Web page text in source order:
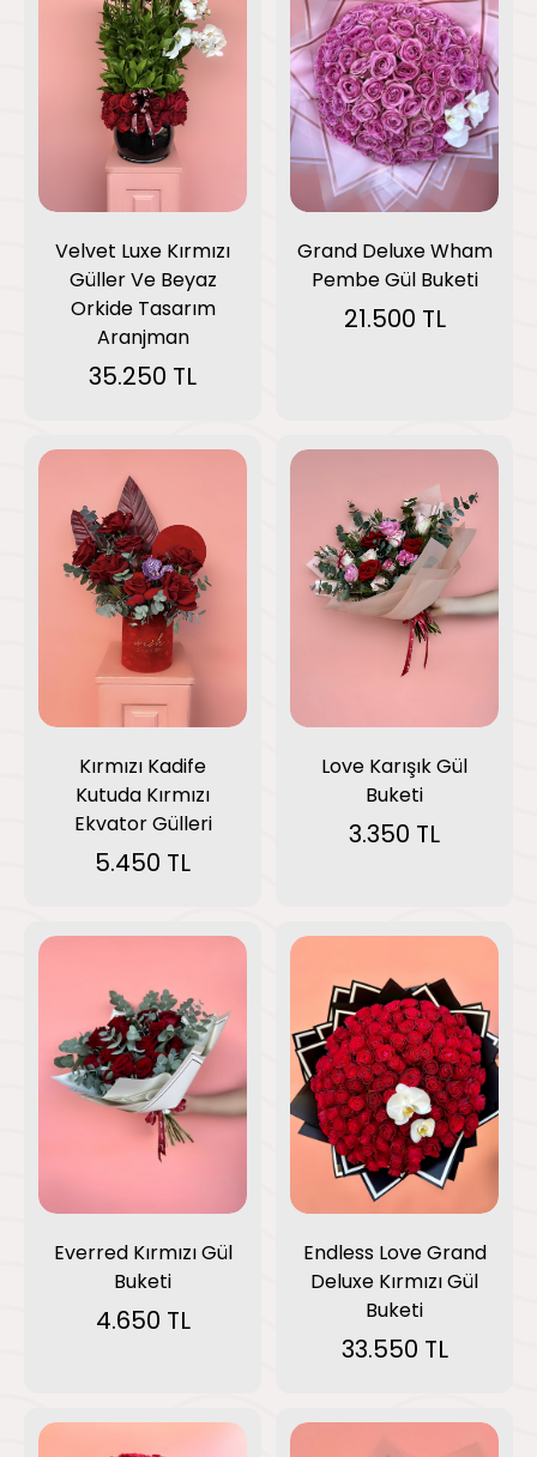
Velvet Luxe Kırmızı
Güller Ve Beyaz
Orkide Tasarım
Aranjman
35.250 TL
Grand Deluxe Wham
Pembe Gül Buketi
21.500 TL
Kırmızı Kadife
Kutuda Kırmızı
Ekvator Gülleri
5.450 TL
Love Karışık Gül
Buketi
3.350 TL
Everred Kırmızı Gül
Buketi
4.650 TL
Endless Love Grand
Deluxe Kırmızı Gül
Buketi
33.550 TL